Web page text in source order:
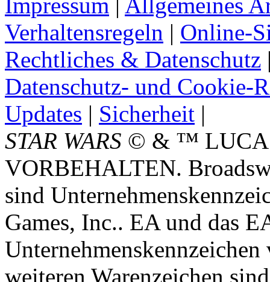
Impressum
Allgemeines
Verhaltensregeln | Online-
Rechtliches & Datenschutz
Datenschutz- und Cookie-
Updates | Sicherheit |
STAR WARS © & ™
VORBEHALTEN.
sind
Games, Inc.. EA und das
weiteren Warenzeichen